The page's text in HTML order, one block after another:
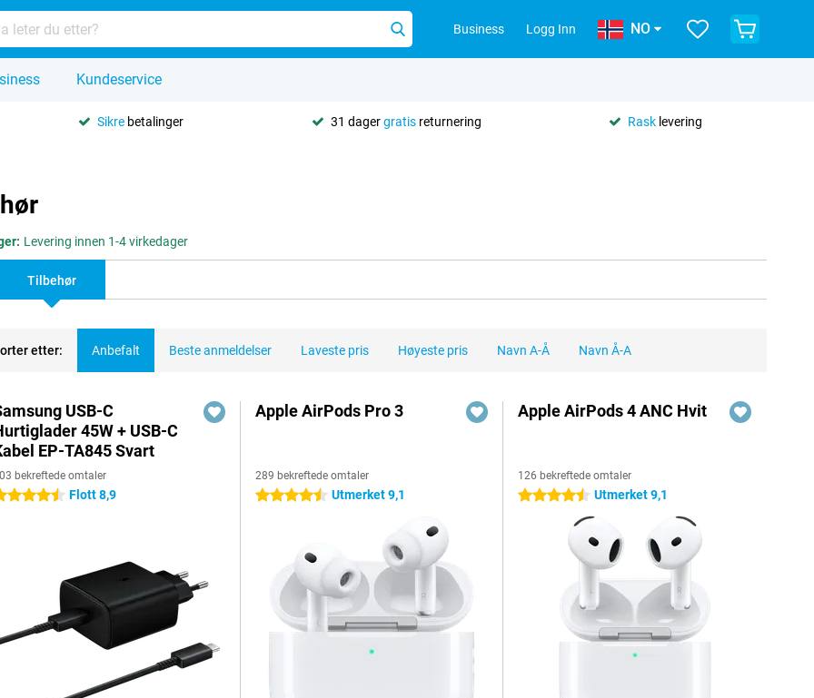
Business Logg Inn NO
Kundeservice
Sikre betalinger 31 dagergratisreturnering Rask levering
Levering innen 1-4 virkedager
Tilbehør
etter: Anbefalt Beste anmeldelser Laveste pris Høyeste pris Navn A-Å Navn Å-A
USB-C
45W + USB-C
EP-TA845 Svart
bekreftede omtaler
stjerner Flott 8,9
Apple AirPods Pro 3
289 bekreftede omtaler
4.5 stjerner Utmerket 9,1
Apple AirPods 4 ANC Hvit
126 bekreftede omtaler
4.5 stjerner Utmerket 9,1